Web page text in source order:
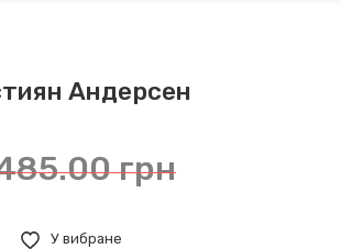
Андерсен
грн
У вибране